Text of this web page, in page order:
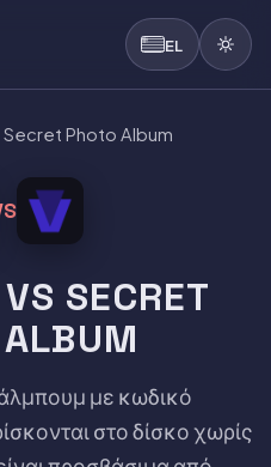
EL
Secret Photo Album
SECRET
με κωδικό
στο δίσκο χωρίς